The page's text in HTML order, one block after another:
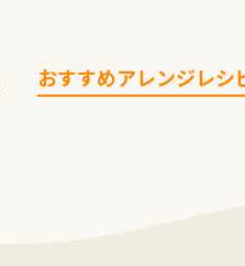
おすすめアレンジレシ